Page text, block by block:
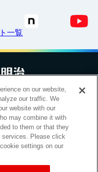
一覧
護について電子公告
規約明治グループのDX
EN ｜簡体 ）
on our website,
our traffic. We
website with our
may combine it with
to them or that they
services. Please click
settings on our